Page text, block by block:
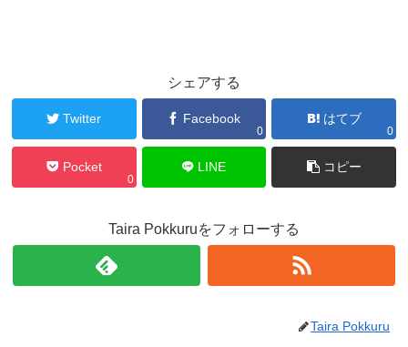
シェアする
Twitter Facebook
0
はてブ
0
Pocket
0
LINE コピー
Taira Pokkuruをフォローする
Taira Pokkuru